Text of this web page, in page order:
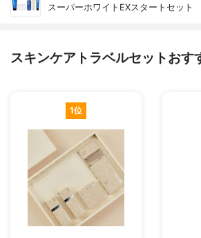
スーパーホワイトEXスタートセット
スキンケアトラベルセットおす
1位